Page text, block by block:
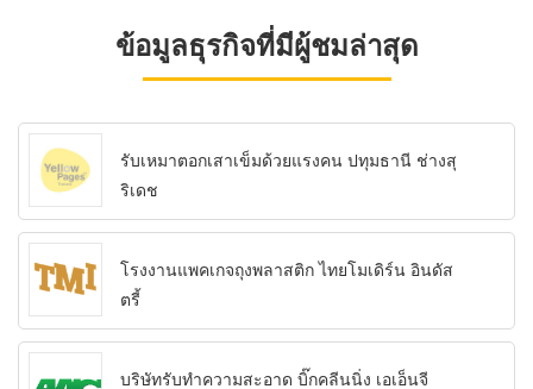
ข้อมูลธุรกิจที่มีผู้ชมล่าสุด
รับเหมาตอกเสาเข็มด้วยแรงคน ปทุมธานี ช่างสุ
ริเดช
โรงงานแพคเกจถุงพลาสติก ไทยโมเดิร์น อินดัส
ตรี้
บริษัทรับทำความสะอาด บิ๊กคลีนนิ่ง เอเอ็นจี